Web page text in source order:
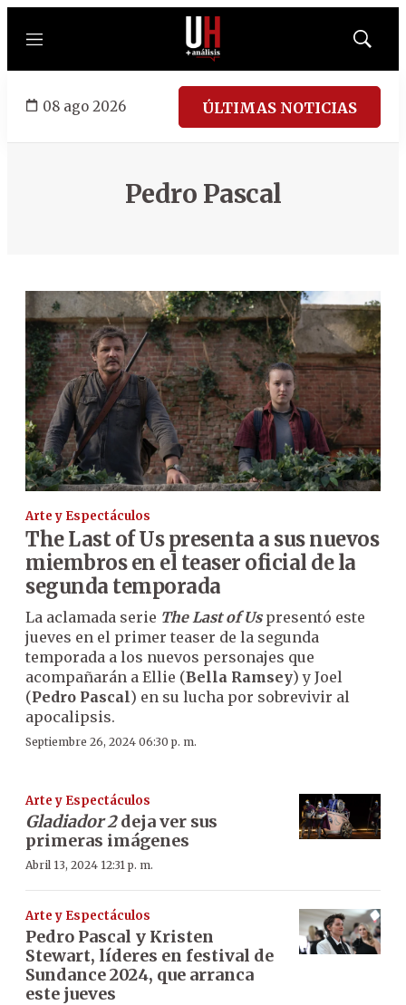
Menú
Mostrar
08 ago 2026 ÚLTIMAS NOTICIAS
Pedro Pascal
Arte y Espectáculos
The Last of Us presenta a sus nuevos
miembros en el teaser oficial de la
segunda temporada
La aclamada serie The Last of Uspresentó este
jueves en el primer teaser de la segunda
temporada a los nuevos personajes que
acompañarán a Ellie (Bella Ramsey) y Joel
(Pedro Pascal) en su lucha por sobrevivir al
apocalipsis.
Septiembre 26, 2024 06:30 p. m.
Arte y Espectáculos
Gladiador 2deja ver sus
primeras imágenes
Abril 13, 2024 12:31 p. m.
Arte y Espectáculos
Pedro Pascal y Kristen
Stewart, líderes en festival de
Sundance 2024, que arranca
este jueves